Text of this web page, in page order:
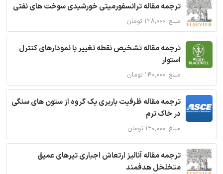
ترجمه مقاله ترانسفورمیتی خورشیدی سوخت های نفتی
مبلغ: ۱۲۸,۰۰۰ تومان
ترجمه مقاله تشخیص نقطه تغییر با نمودارهای کنترل
استوار
مبلغ: ۱۴۰,۰۰۰ تومان
ترجمه مقاله ظرفیت باربری یک گروه از ستون های سنگی
در خاک نرم
مبلغ: ۱۲۰,۰۰۰ تومان
ترجمه مقاله آنالیز ارتعاش اجباری تیرهای عمیق
متخلخل هدفمند